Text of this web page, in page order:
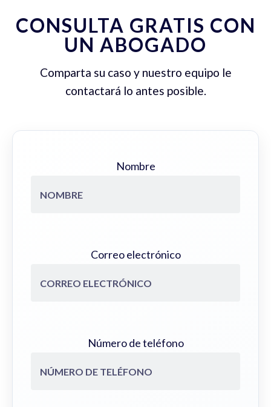
CONSULTA GRATIS CON
UN ABOGADO
Comparta su caso y nuestro equipo le
contactará lo antes posible.
Nombre
Correo electrónico
Número de teléfono